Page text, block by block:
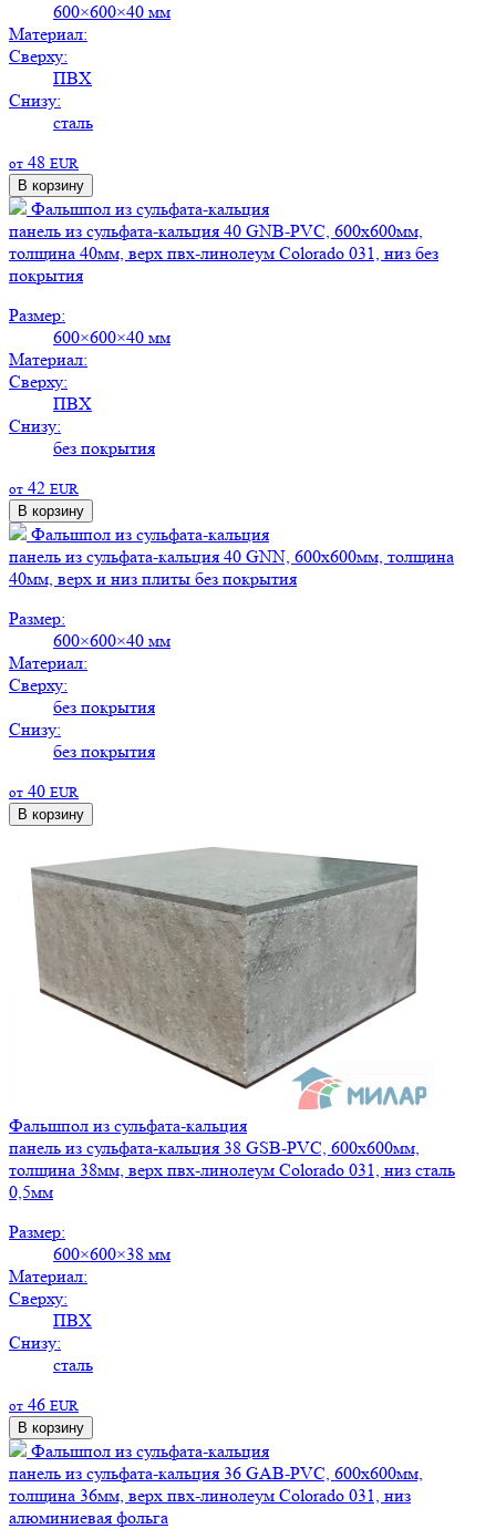
600×600×40 мм
Материал:
Сверху:
ПВХ
Снизу:
сталь
от 48 EUR
В корзину
Фальшпол из сульфата-кальция
панель из сульфата-кальция 40 GNB-PVC, 600х600мм,
толщина 40мм, верх пвх-линолеум Colorado 031, низ без
покрытия
Размер:
600×600×40 мм
Материал:
Сверху:
ПВХ
Снизу:
без покрытия
от 42 EUR
В корзину
Фальшпол из сульфата-кальция
панель из сульфата-кальция 40 GNN, 600х600мм, толщина
40мм, верх и низ плиты без покрытия
Размер:
600×600×40 мм
Материал:
Сверху:
без покрытия
Снизу:
без покрытия
от 40 EUR
В корзину
Фальшпол из сульфата-кальция
панель из сульфата-кальция 38 GSB-PVC, 600х600мм,
толщина 38мм, верх пвх-линолеум Colorado 031, низ сталь
0,5мм
Размер:
600×600×38 мм
Материал:
Сверху:
ПВХ
Снизу:
сталь
от 46 EUR
В корзину
Фальшпол из сульфата-кальция
панель из сульфата-кальция 36 GAB-PVC, 600х600мм,
толщина 36мм, верх пвх-линолеум Colorado 031, низ
алюминиевая фольга